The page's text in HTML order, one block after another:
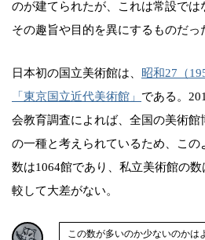
のが建てられたが、これは常設では
その趣旨や目的を異にするものだっ
日本初の国立美術館は、 昭和27（
「東京国立近代美術館」 である。
会教育調査によれば、全国の美術
の一種と考えられているため、この
数は1064館であり、私立美術館の
較して大差がない。
この数が多いのか少ないのかは